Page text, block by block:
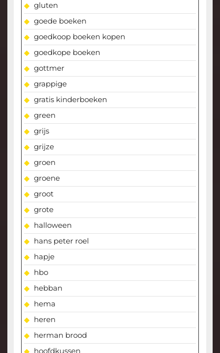
gluten
goede boeken
goedkoop boeken kopen
goedkope boeken
gottmer
grappige
gratis kinderboeken
green
grijs
grijze
groen
groene
groot
grote
halloween
hans peter roel
hapje
hbo
hebban
hema
heren
herman brood
hoofdkussen